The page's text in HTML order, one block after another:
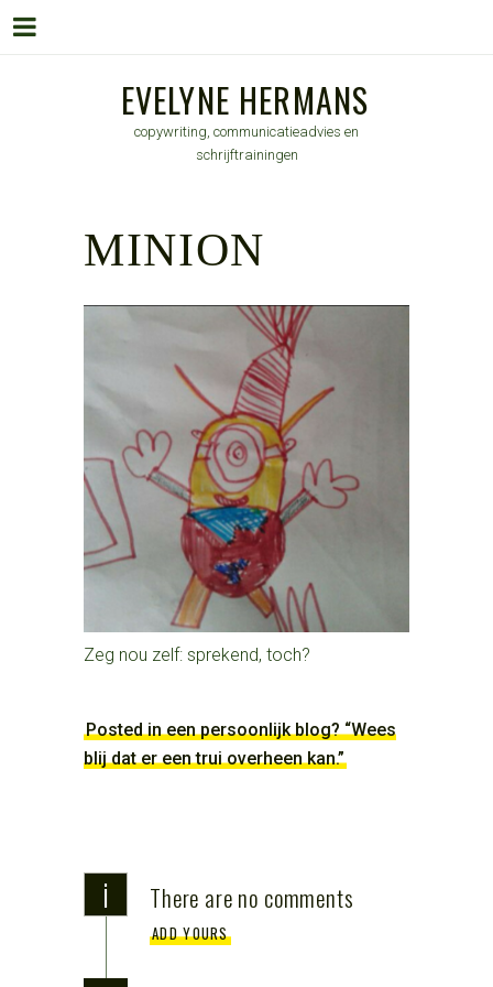
EVELYNE HERMANS
copywriting, communicatieadvies en
schrijftrainingen
MINION
Zeg nou zelf: sprekend, toch?
Posted in een persoonlijk blog? “Wees
blij dat er een trui overheen kan.”
i There are no comments
ADD YOURS
Menu